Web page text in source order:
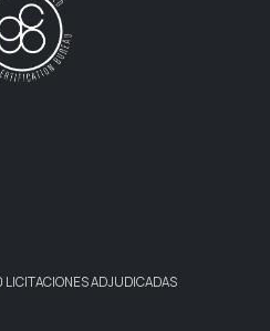
LICITACIONES ADJUDICADAS